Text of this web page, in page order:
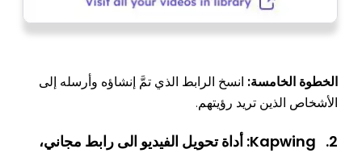
الخطوة الخامسة: انسخ الرابط الذي تمَّ إنشاؤه وأرسله إلى
الأشخاص الذين تريد رؤيتهم.
2. Kapwing: أداة تحويل الفيديو الى رابط مجاني،